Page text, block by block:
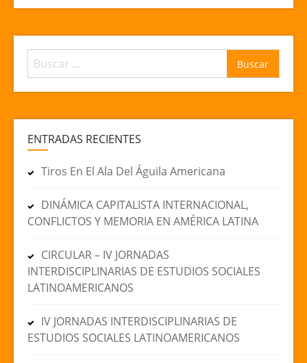
Buscar:
ENTRADAS RECIENTES
Tiros En El Ala Del Águila Americana
DINÁMICA CAPITALISTA INTERNACIONAL,
CONFLICTOS Y MEMORIA EN AMÉRICA LATINA
CIRCULAR – IV JORNADAS
INTERDISCIPLINARIAS DE ESTUDIOS SOCIALES
LATINOAMERICANOS
IV JORNADAS INTERDISCIPLINARIAS DE
ESTUDIOS SOCIALES LATINOAMERICANOS